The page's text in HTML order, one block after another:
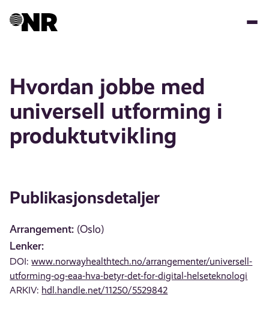
Hvordan jobbe med
universell utforming i
produktutvikling
Publikasjonsdetaljer
Arrangement: (Oslo)
Lenker:
DOI:www.norwayhealthtech.no/arrangementer/universell-
utforming-og-eaa-hva-betyr-det-for-digital-helseteknologi
ARKIV: hdl.handle.net/11250/5529842